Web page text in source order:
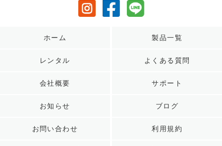
ホーム 製品一覧
レンタル よくある質問
会社概要 サポート
お知らせ ブログ
お問い合わせ 利用規約